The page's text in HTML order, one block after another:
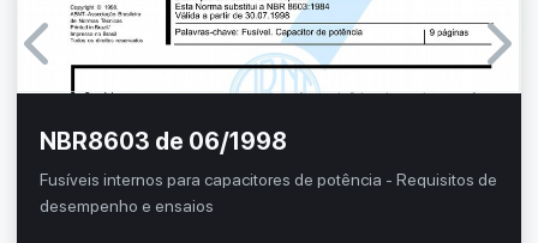
NBR8603 de 06/1998
Fusíveis internos para capacitores de potência - Requisitos de
desempenho e ensaios